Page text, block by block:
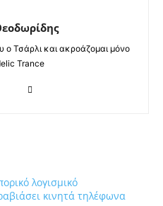
ο Τσάρλι και ακροάζομαι μόνο
Trance
λογισμικό
κινητά τηλέφωνα